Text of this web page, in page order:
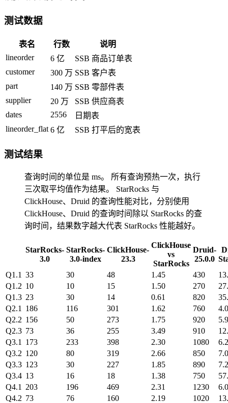
测试数据
表名 行数
说明
lineorder
6 亿
SSB 商品订单表
customer
300 万 SSB 客户表
part
140 万 SSB 零部件表
supplier
20 万
SSB 供应商表
dates
2556
日期表
lineorder_flat 6 亿 SSB 打平后的宽表
测试结果
查询时间的单位是 ms。 所有查询预热一次，执行
三次取平均值作为结果。 StarRocks 与
ClickHouse、Druid 的查询性能对比，分别使用
ClickHouse、Druid 的查询时间除以 StarRocks 的查
询时间，结果数字越大代表 StarRocks 性能越好。
StarRocks-
3.0
StarRocks-
3.0-index
ClickHouse-
23.3
ClickHouse
vs
StarRocks
Druid-
25.0.0
Q1.1 33 30 48 1.45 430
Q1.2 10 10 15 1.50 270
Q1.3 23 30 14 0.61 820
Q2.1
186 116 301 1.62 760
Q2.2 156 50 273 1.75 920
Q2.3 73 36 255 3.49 910
Q3.1
173 233 398 2.30 1080
Q3.2 120 80 319 2.66 850
Q3.3 123 30 227 1.85 890
Q3.4 13 16 18 1.38 750
Q4.1
203 196 469 2.31 1230
Q4.2 73 76 160 2.19 1020